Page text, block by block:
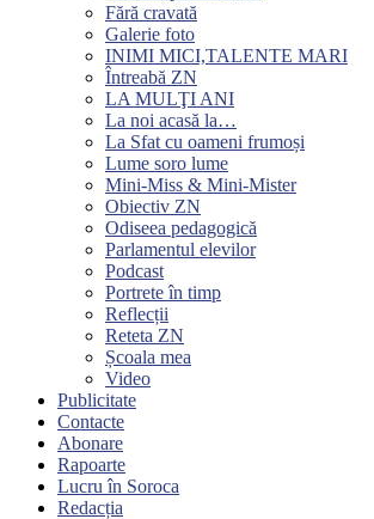
Fără cravată
Galerie foto
INIMI MICI,TALENTE MARI
Întreabă ZN
LA MULŢI ANI
La noi acasă la…
La Sfat cu oameni frumoși
Lume soro lume
Mini-Miss & Mini-Mister
Obiectiv ZN
Odiseea pedagogică
Parlamentul elevilor
Podcast
Portrete în timp
Reflecții
Reteta ZN
Școala mea
Video
Publicitate
Contacte
Abonare
Rapoarte
Lucru în Soroca
Redacția